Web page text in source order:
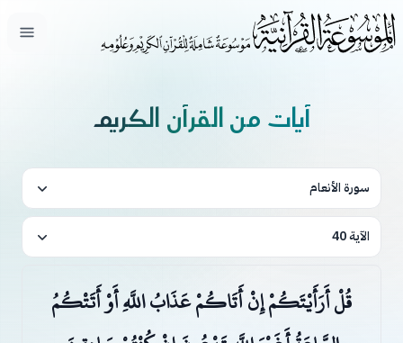
فتح
آيات من القرآن الكريم
سورة الأنعام
الآية 40
قُلْ أَرَأَيْتَكُمْ إِنْ أَتَاكُمْ عَذَابُ اللَّهِ أَوْ أَتَتْكُمُ